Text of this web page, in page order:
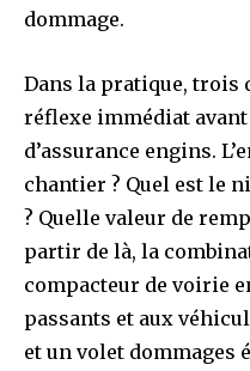
dommage.
Dans la pratique, trois
réflexe immédiat
d’assurance engins.
chantier ? Quel est le
? Quelle valeur de
partir de là, la
compacteur de voirie
passants et aux
et un volet dommages